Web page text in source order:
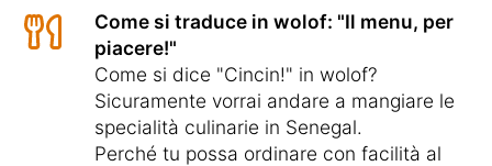
Come si traduce in wolof: "Il menu, per
piacere!"
Come si dice "Cincin!" in wolof?
Sicuramente vorrai andare a mangiare le
specialità culinarie in Senegal.
Perché tu possa ordinare con facilità al